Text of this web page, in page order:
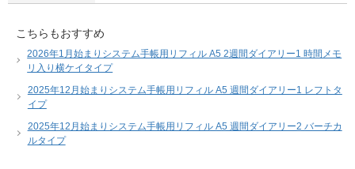
こちらもおすすめ
2026年1月始まりシステム手帳用リフィル A5 2週間ダイアリー1 時間メモ
リ入り横ケイタイプ
2025年12月始まりシステム手帳用リフィル A5 週間ダイアリー1 レフトタ
イプ
2025年12月始まりシステム手帳用リフィル A5 週間ダイアリー2 バーチカ
ルタイプ